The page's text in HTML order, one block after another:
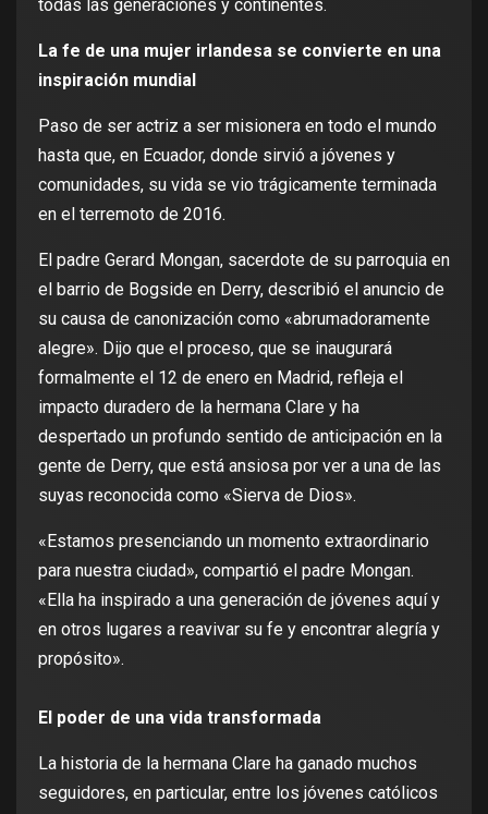
todas las generaciones y continentes.
La fe de una mujer irlandesa se convierte en una
inspiración mundial
Paso de ser actriz a ser misionera en todo el mundo
hasta que, en Ecuador, donde sirvió a jóvenes y
comunidades, su vida se vio trágicamente terminada
en el terremoto de 2016.
El padre Gerard Mongan, sacerdote de su parroquia en
el barrio de Bogside en Derry, describió el anuncio de
su causa de canonización como «abrumadoramente
alegre». Dijo que el proceso, que se inaugurará
formalmente el 12 de enero en Madrid, refleja el
impacto duradero de la hermana Clare y ha
despertado un profundo sentido de anticipación en la
gente de Derry, que está ansiosa por ver a una de las
suyas reconocida como «Sierva de Dios».
«Estamos presenciando un momento extraordinario
para nuestra ciudad», compartió el padre Mongan.
«Ella ha inspirado a una generación de jóvenes aquí y
en otros lugares a reavivar su fe y encontrar alegría y
propósito».
El poder de una vida transformada
La historia de la hermana Clare ha ganado muchos
seguidores, en particular, entre los jóvenes católicos